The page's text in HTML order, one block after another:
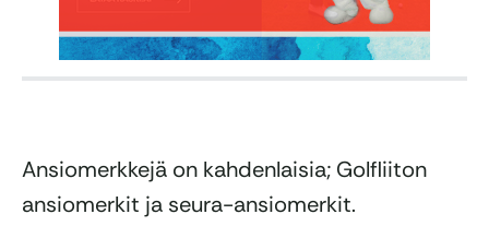
Ansiomerkkejä on kahdenlaisia; Golfliiton
ansiomerkit ja seura-ansiomerkit.